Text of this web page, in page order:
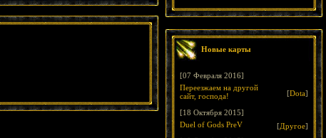
Новые карты
[07 Февраля 2016]
Переезжаем на другой
сайт, господа!
[Dota]
[18 Октября 2015]
Duel of Gods PreV
[Другое]